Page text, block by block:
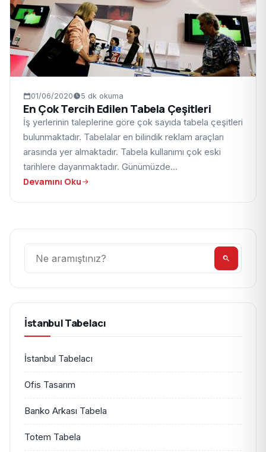
01/06/2020 5 dk okuma
En Çok Tercih Edilen Tabela Çeşitleri
İş yerlerinin taleplerine göre çok sayıda tabela çeşitleri
bulunmaktadır. Tabelalar en bilindik reklam araçları
arasında yer almaktadır. Tabela kullanımı çok eski
tarihlere dayanmaktadır. Günümüzde…
Devamını Oku
İstanbul Tabelacı
İstanbul Tabelacı
Ofis Tasarım
Banko Arkası Tabela
Totem Tabela